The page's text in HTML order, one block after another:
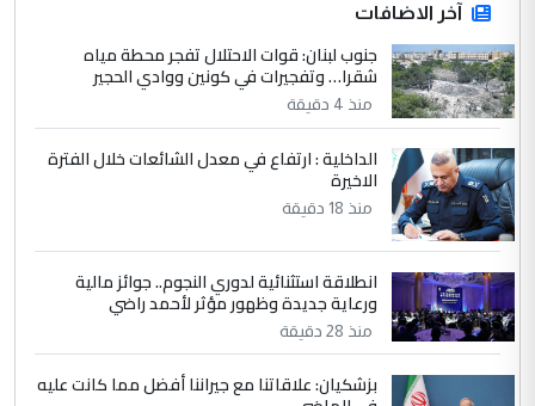
للوزاره ولا للمواطن القرار الصائب يكون بعد
الاستماع للمدير ومغرفة ...
الموضوع :
وزير الصحة يعفي مدير مستشفى الكرخ
العام في بغداد
4 سردار
التعليق : واحد من عصابة علي ماما يسقط
جنسية الرافد الثالث للعراق ومن اصول عريقة
الموضوع :
الجواهري يرد على صدام حسين سل
مضجعيك يابن الزنا (نص كامل)
سردار
آخر الاضافات
جنوب لبنان: قوات الاحتلال تفجر محطة مياه
شقرا… وتفجيرات في كونين ووادي الحجير
منذ 4 دقيقة
الداخلية : ارتفاع في معدل الشائعات خلال الفترة
الاخيرة
منذ 18 دقيقة
انطلاقة استثنائية لدوري النجوم.. جوائز مالية
ورعاية جديدة وظهور مؤثر لأحمد راضي
منذ 28 دقيقة
بزشكيان: علاقاتنا مع جيراننا أفضل مما كانت عليه